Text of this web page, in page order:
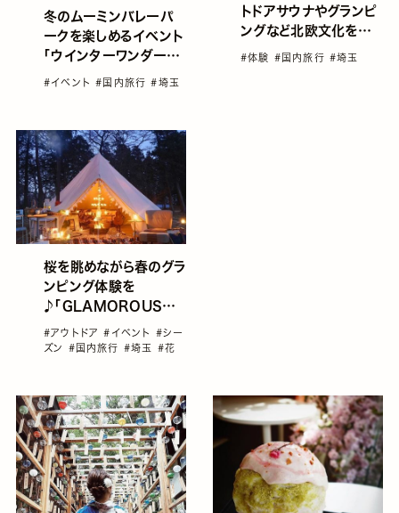
冬のムーミンバレーパ
ークを楽しめるイベント
「ウインターワンダーラ
ンド」の魅力をご紹介！
#イベント#国内旅行#埼玉
トドアサウナやグランピ
ングなど北欧文化を体
験できるノーラ名栗
#体験 #国内旅行 #埼玉
桜を眺めながら春のグラ
ンピング体験を
♪「GLAMOROUS
HYDE PARK」in埼玉
#アウトドア#イベント #シー
ズン #国内旅行 #埼玉 #花